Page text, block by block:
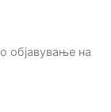
објавување на